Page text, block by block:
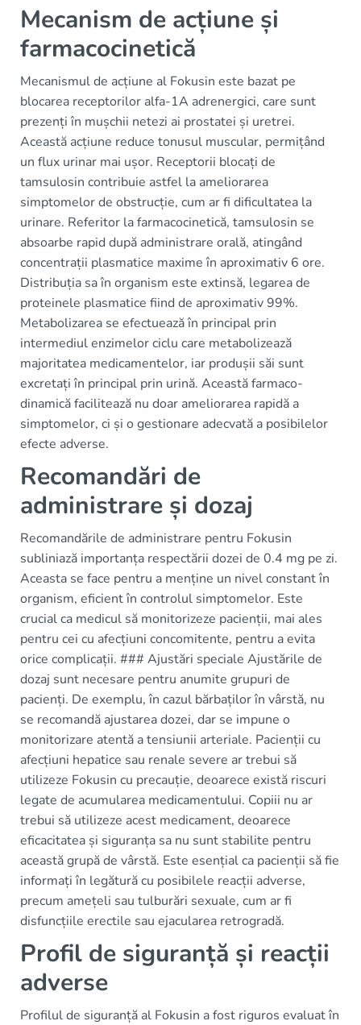
Mecanism de acțiune și
farmacocinetică
Mecanismul de acțiune al Fokusin este bazat pe
blocarea receptorilor alfa-1A adrenergici, care sunt
prezenți în mușchii netezi ai prostatei și uretrei.
Această acțiune reduce tonusul muscular, permițând
un flux urinar mai ușor. Receptorii blocați de
tamsulosin contribuie astfel la ameliorarea
simptomelor de obstrucție, cum ar fi dificultatea la
urinare. Referitor la farmacocinetică, tamsulosin se
absoarbe rapid după administrare orală, atingând
concentrații plasmatice maxime în aproximativ 6 ore.
Distribuția sa în organism este extinsă, legarea de
proteinele plasmatice fiind de aproximativ 99%.
Metabolizarea se efectuează în principal prin
intermediul enzimelor ciclu care metabolizează
majoritatea medicamentelor, iar produșii săi sunt
excretați în principal prin urină. Această farmaco-
dinamică facilitează nu doar ameliorarea rapidă a
simptomelor, ci și o gestionare adecvată a posibilelor
efecte adverse.
Recomandări de
administrare și dozaj
Recomandările de administrare pentru Fokusin
subliniază importanța respectării dozei de 0.4 mg pe zi.
Aceasta se face pentru a menține un nivel constant în
organism, eficient în controlul simptomelor. Este
crucial ca medicul să monitorizeze pacienții, mai ales
pentru cei cu afecțiuni concomitente, pentru a evita
orice complicații. ### Ajustări speciale Ajustările de
dozaj sunt necesare pentru anumite grupuri de
pacienți. De exemplu, în cazul bărbaților în vârstă, nu
se recomandă ajustarea dozei, dar se impune o
monitorizare atentă a tensiunii arteriale. Pacienții cu
afecțiuni hepatice sau renale severe ar trebui să
utilizeze Fokusin cu precauție, deoarece există riscuri
legate de acumularea medicamentului. Copiii nu ar
trebui să utilizeze acest medicament, deoarece
eficacitatea și siguranța sa nu sunt stabilite pentru
această grupă de vârstă. Este esențial ca pacienții să fie
informați în legătură cu posibilele reacții adverse,
precum amețeli sau tulburări sexuale, cum ar fi
disfuncțiile erectile sau ejacularea retrogradă.
Profil de siguranță și reacții
adverse
Profilul de siguranță al Fokusin a fost riguros evaluat în